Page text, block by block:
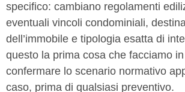
specifico: cambiano regolamenti
eventuali vincoli condominiali,
dell’immobile e tipologia esatta di
questo la prima cosa che facciamo
confermare lo scenario normativo
caso, prima di qualsiasi preventivo.